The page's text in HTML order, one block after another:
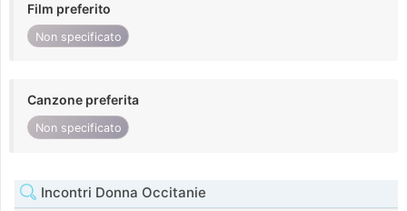
Film preferito
Non specificato
Canzone preferita
Non specificato
Incontri Donna Occitanie